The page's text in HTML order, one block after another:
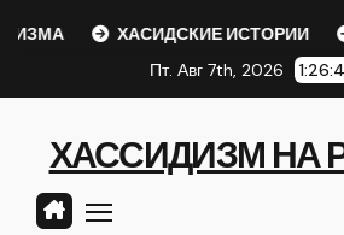
ХАСИДСКИЕ ИСТОРИИ
Пт. Авг 7th, 2026
ХАССИДИЗМ НА